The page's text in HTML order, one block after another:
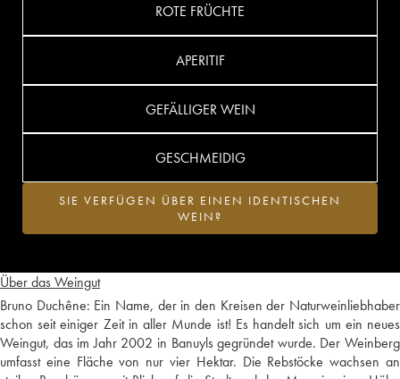
Über das Weingut
Bruno Duchêne: Ein Name, der in den Kreisen der Naturweinliebhaber
schon seit einiger Zeit in aller Munde ist! Es handelt sich um ein neues
Weingut, das im Jahr 2002 in Banuyls gegründet wurde. Der Weinberg
umfasst eine Fläche von nur vier Hektar. Die Rebstöcke wachsen an
ROTE FRÜCHTE
APERITIF
GEFÄLLIGER WEIN
GESCHMEIDIG
SIE VERFÜGEN ÜBER EINEN IDENTISCHEN
WEIN?